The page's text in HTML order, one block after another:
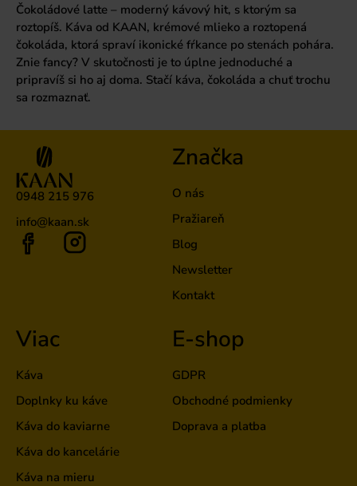
Čokoládové latte – moderný kávový hit, s ktorým sa
roztopíš. Káva od KAAN, krémové mlieko a roztopená
čokoláda, ktorá spraví ikonické fŕkance po stenách pohára.
Znie fancy? V skutočnosti je to úplne jednoduché a
pripravíš si ho aj doma. Stačí káva, čokoláda a chuť trochu
sa rozmaznať.
0948 215 976
info@kaan.sk
Značka
O nás
Pražiareň
Blog
Newsletter
Kontakt
Viac
Káva
Doplnky ku káve
Káva do kaviarne
Káva do kancelárie
Káva na mieru
E-shop
GDPR
Obchodné podmienky
Doprava a platba